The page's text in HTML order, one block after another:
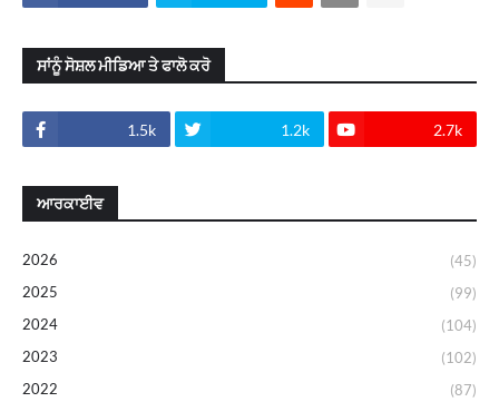
ਸਾਂਨੂੰ ਸੋਸ਼ਲ ਮੀਡਿਆ ਤੇ ਫਾਲੋ ਕਰੋ
1.5k 1.2k 2.7k
ਆਰਕਾਈਵ
2026
(45)
2025
(99)
2024
(104)
2023
(102)
2022
(87)